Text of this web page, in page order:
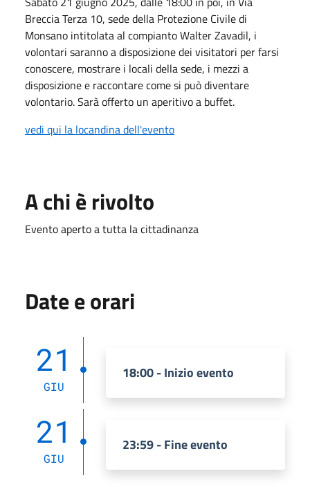
Breccia Terza 10, sede della Protezione Civile di
Monsano intitolata al compianto Walter Zavadil, i
volontari saranno a disposizione dei visitatori per farsi
conoscere, mostrare i locali della sede, i mezzi a
disposizione e raccontare come si può diventare
volontario. Sarà offerto un aperitivo a buffet.
vedi qui la locandina dell'evento
A chi è rivolto
Evento aperto a tutta la cittadinanza
Date e orari
21
GIU
18:00 - Inizio evento
21
GIU
23:59 - Fine evento